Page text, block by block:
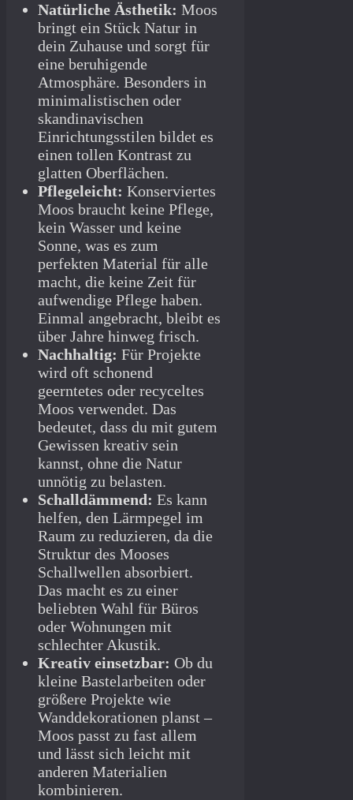
Natürliche Ästhetik: Moos
bringt ein Stück Natur in
dein Zuhause und sorgt für
eine beruhigende
Atmosphäre. Besonders in
minimalistischen oder
skandinavischen
Einrichtungsstilen bildet es
einen tollen Kontrast zu
glatten Oberflächen.
Pflegeleicht: Konserviertes
Moos braucht keine Pflege,
kein Wasser und keine
Sonne, was es zum
perfekten Material für alle
macht, die keine Zeit für
aufwendige Pflege haben.
Einmal angebracht, bleibt es
über Jahre hinweg frisch.
Nachhaltig: Für Projekte
wird oft schonend
geerntetes oder recyceltes
Moos verwendet. Das
bedeutet, dass du mit gutem
Gewissen kreativ sein
kannst, ohne die Natur
unnötig zu belasten.
Schalldämmend: Es kann
helfen, den Lärmpegel im
Raum zu reduzieren, da die
Struktur des Mooses
Schallwellen absorbiert.
Das macht es zu einer
beliebten Wahl für Büros
oder Wohnungen mit
schlechter Akustik.
Kreativ einsetzbar: Ob du
kleine Bastelarbeiten oder
größere Projekte wie
Wanddekorationen planst –
Moos passt zu fast allem
und lässt sich leicht mit
anderen Materialien
kombinieren.